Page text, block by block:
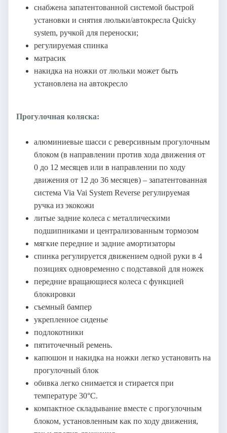
снабжена запатентованной системой быстрой
установки и снятия люльки/автокресла Quicky
system, ручкой для переноски;
регулируемая спинка
матрасик
накидка на ножки от люльки может быть
установлена на автокресло
Прогулочная коляска:
алюминиевые шасси с реверсивным прогулочным
блоком (в направлении против хода движения от
0 до 12 месяцев или в направлении по ходу
движения от 12 до 36 месяцев) – запатентованная
система Via Vai System Reverse регулируемая
ручка из экокожи
литые задние колеса с металлическими
подшипниками и централизованным тормозом
мягкие передние и задние амортизаторы
спинка регулируется движением одной руки в 4
позициях одновременно с подставкой для ножек
передние вращающиеся колеса с функцией
блокировки
съемный бампер
укрепленное сиденье
подлокотники
пятиточечный ремень.
капюшон и накидка на ножки легко установить на
прогулочный блок
обивка легко снимается и стирается при
температуре 30°C.
компактное складывание вместе с прогулочным
блоком, установленным как по ходу движения,